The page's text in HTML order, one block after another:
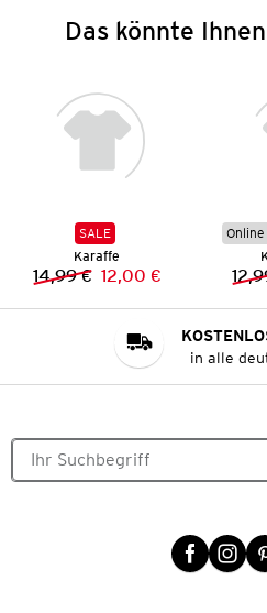
Das könnte
SALE
Karaffe
Vorheriger Preis:
14,99 € Neuer Preis:
12,00 €
in alle